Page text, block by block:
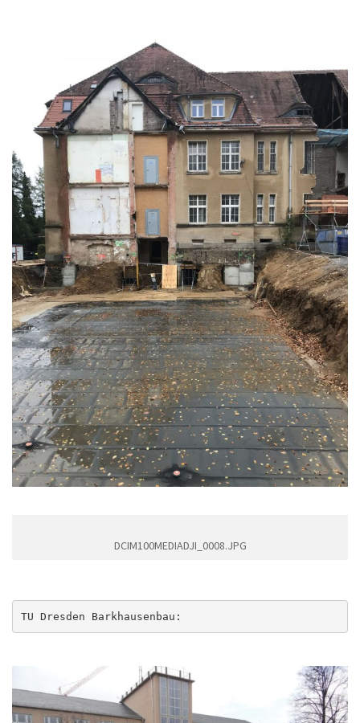
DCIM100MEDIADJI_0008.JPG
TU Dresden Barkhausenbau: